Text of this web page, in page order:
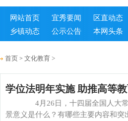
网站首页 宜秀要闻
区直动态
乡镇动态
公示公告 本网头条
首页 > 文化教育 >
学位法明年实施 助推高等
4月26日，十四届全国人大常委
景意义是什么？有哪些主要内容和